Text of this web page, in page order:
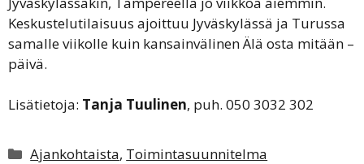
Keskustelutilaisuus ajoittuu Jyväskylässä ja Turussa
samalle viikolle kuin kansainvälinen Älä osta mitään –
päivä.
Lisätietoja: Tanja Tuulinen, puh. 050 3032 302
Kategoriat
Ajankohtaista, Toimintasuunnitelma